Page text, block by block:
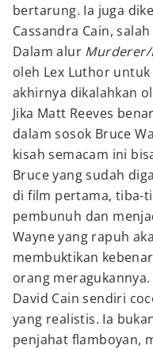
bertarung. Ia juga
Cassandra Cain,
Dalam alur Murderer/
oleh Lex Luthor
akhirnya dikalahkan
Jika Matt Reeves
dalam sosok Bruce
kisah semacam ini
Bruce yang sudah
di film pertama, tiba-
pembunuh dan
Wayne yang rapuh
membuktikan
orang meragukannya.
David Cain sendiri
yang realistis. Ia
penjahat flamboyan,